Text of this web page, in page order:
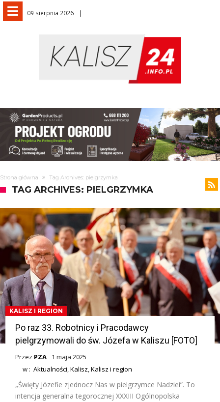
09 sierpnia 2026
Strona główna Tag Archives: pielgrzymka
TAG ARCHIVES: PIELGRZYMKA
KALISZ I REGION
Po raz 33. Robotnicy i Pracodawcy
pielgrzymowali do św. Józefa w Kaliszu [FOTO]
Przez PZA
1 maja 2025
w :Aktualności,Kalisz,Kalisz i region
„Święty Józefie zjednocz Nas w pielgrzymce Nadziei”. To
intencja generalna tegorocznej XXXIII Ogólnopolska